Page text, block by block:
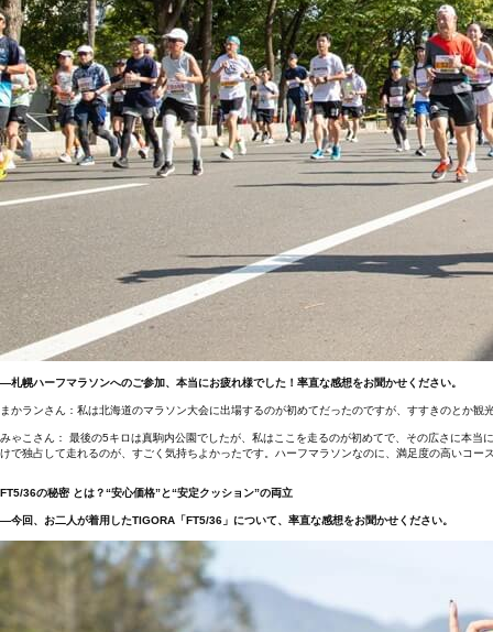
―札幌ハーフマラソンへのご参加、本当にお疲れ様でした！率直な感想をお聞かせください。
まかランさん：私は北海道のマラソン大会に出場するのが初めてだったのですが、すすきのとか
みゃこさん： 最後の5キロは真駒内公園でしたが、私はここを走るのが初めてで、その広さに本
けで独占して走れるのが、すごく気持ちよかったです。ハーフマラソンなのに、満足度の高いコー
FT5/36の秘密 とは？“安心価格”と“安定クッション”の両立
―今回、お二人が着用したTIGORA「FT5/36」について、率直な感想をお聞かせください。